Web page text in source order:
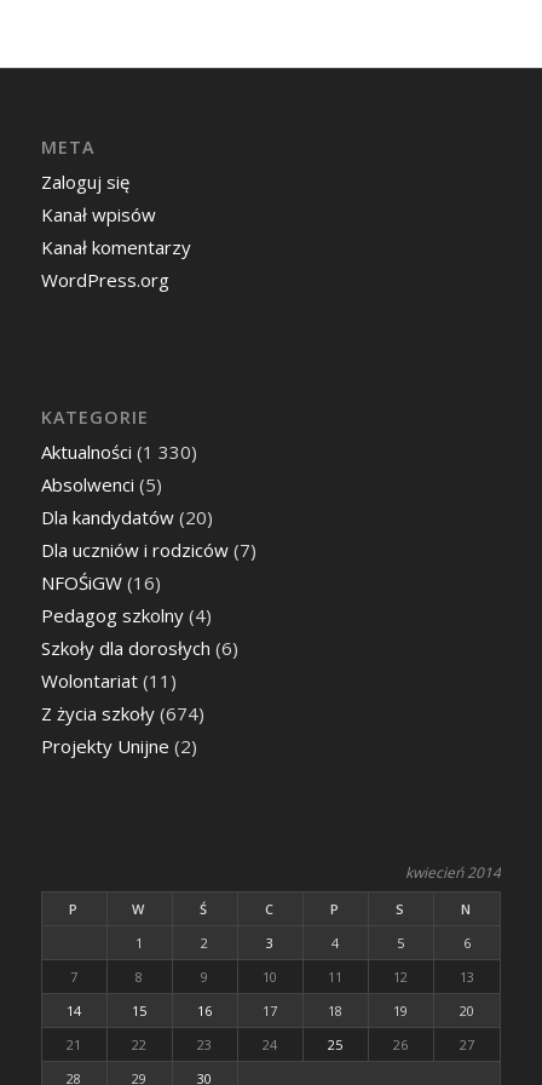
META
Zaloguj się
Kanał wpisów
Kanał komentarzy
WordPress.org
KATEGORIE
Aktualności (1 330)
Absolwenci (5)
Dla kandydatów(20)
Dla uczniów i rodziców(7)
NFOŚiGW(16)
Pedagog szkolny(4)
Szkoły dla dorosłych (6)
Wolontariat(11)
Z życia szkoły(674)
Projekty Unijne (2)
kwiecień 2014
P W Ś C P S
N
1
2 3 4 5
6
7
8 9 10 11 12
13
14
15 16 17 18 19
20
21
22 23 24 25 26
27
28
29 30